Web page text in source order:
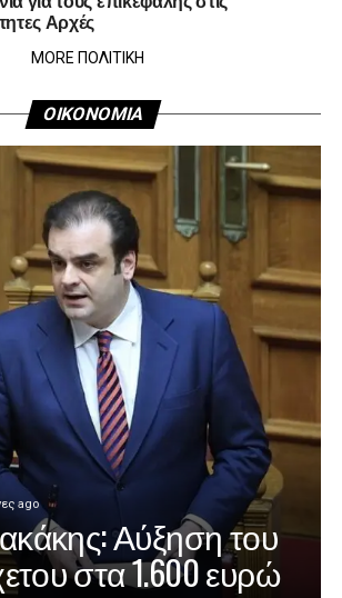
Αρχές
MORE ΠΟΛΙΤΙΚΗ
ΟΙΚΟΝΟΜΙΑ
ago
Αύξηση του
στα 1.600 ευρώ